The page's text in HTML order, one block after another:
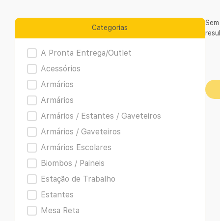
Categorias
Product Archive
A Pronta Entrega/Outlet
Acessórios
Armários
Armários
Armários / Estantes / Gaveteiros
Armários / Gaveteiros
Armários Escolares
Biombos / Paineis
Estação de Trabalho
Estantes
Mesa Reta